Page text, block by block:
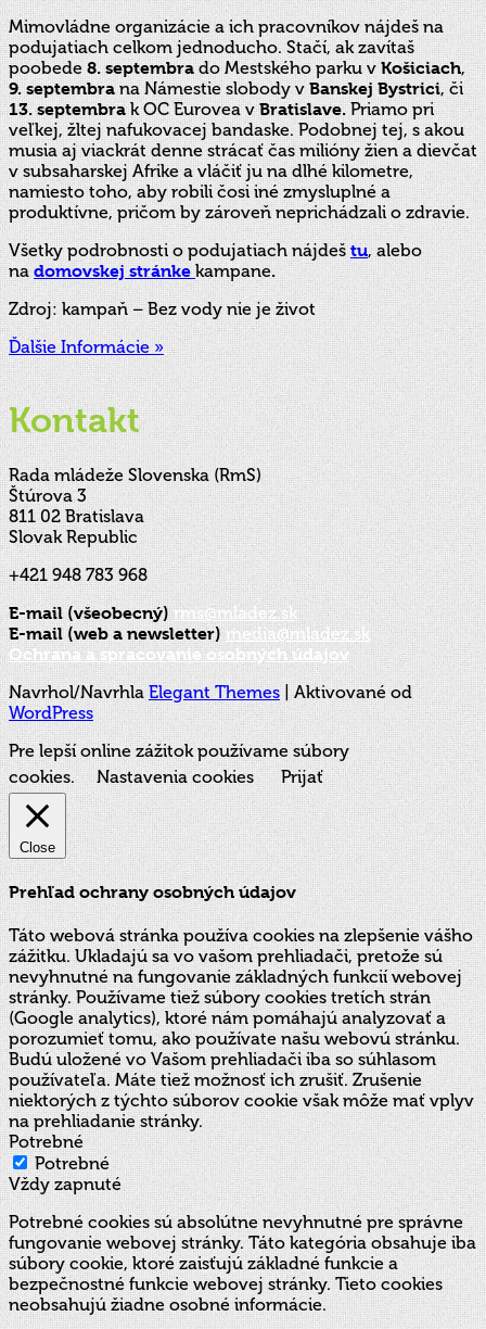
Mimovládne organizácie a ich pracovníkov nájdeš na
podujatiach celkom jednoducho. Stačí, ak zavítaš
poobede8. septembrado Mestského parku vKošiciach,
9. septembrana Námestie slobody vBanskej Bystrici, či
13. septembrak OC Eurovea vBratislave. Priamo pri
veľkej, žltej nafukovacej bandaske. Podobnej tej, s akou
musia aj viackrát denne strácať čas milióny žien a dievčat
v subsaharskej Afrike a vláčiť ju na dlhé kilometre,
namiesto toho, aby robili čosi iné zmysluplné a
produktívne, pričom by zároveň neprichádzali o zdravie.
Všetky podrobnosti o podujatiach nájdeštu, alebo
nadomovskej stránkekampane.
Zdroj: kampaň – Bez vody nie je život
Ďalšie Informácie »
Kontakt
Rada mládeže Slovenska (RmS)
Štúrova 3
811 02 Bratislava
Slovak Republic
+421 948 783 968
E-mail (všeobecný)rms@mladez.sk
E-mail (web a newsletter) media@mladez.sk
Ochrana a spracovanie osobných údajov
Navrhol/NavrhlaElegant Themes| Aktivované od
WordPress
Pre lepší online zážitok používame súbory
cookies.
Nastavenia cookies Prijať
Close
Prehľad ochrany osobných údajov
Táto webová stránka používa cookies na zlepšenie vášho
zážitku. Ukladajú sa vo vašom prehliadači, pretože sú
nevyhnutné na fungovanie základných funkcií webovej
stránky. Používame tiež súbory cookies tretích strán
(Google analytics), ktoré nám pomáhajú analyzovať a
porozumieť tomu, ako používate našu webovú stránku.
Budú uložené vo Vašom prehliadači iba so súhlasom
používateľa. Máte tiež možnosť ich zrušiť. Zrušenie
niektorých z týchto súborov cookie však môže mať vplyv
na prehliadanie stránky.
Potrebné
Potrebné
Vždy zapnuté
Potrebné cookies sú absolútne nevyhnutné pre správne
fungovanie webovej stránky. Táto kategória obsahuje iba
súbory cookie, ktoré zaisťujú základné funkcie a
bezpečnostné funkcie webovej stránky. Tieto cookies
neobsahujú žiadne osobné informácie.